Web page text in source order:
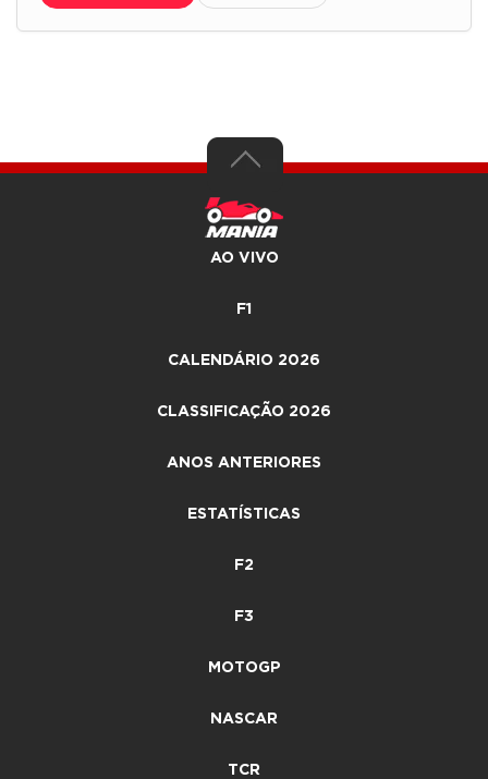
AO VIVO
F1
CALENDÁRIO 2026
CLASSIFICAÇÃO 2026
ANOS ANTERIORES
ESTATÍSTICAS
F2
F3
MOTOGP
NASCAR
TCR